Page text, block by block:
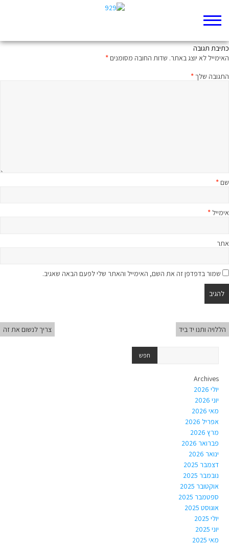
כתיבת תגובה
האימייל לא יוצג באתר. שדות החובה מסומנים*
התגובה שלך*
שם*
אימייל *
אתר
שמור בדפדפן זה את השם, האימייל והאתר שלי לפעם הבאה שאגיב.
הללויה ותנו יד ביד צריך לנשום את זה
Archives
יולי 2026
יוני 2026
מאי 2026
אפריל 2026
מרץ 2026
פברואר 2026
ינואר 2026
דצמבר 2025
נובמבר 2025
אוקטובר 2025
ספטמבר 2025
אוגוסט 2025
יולי 2025
יוני 2025
מאי 2025